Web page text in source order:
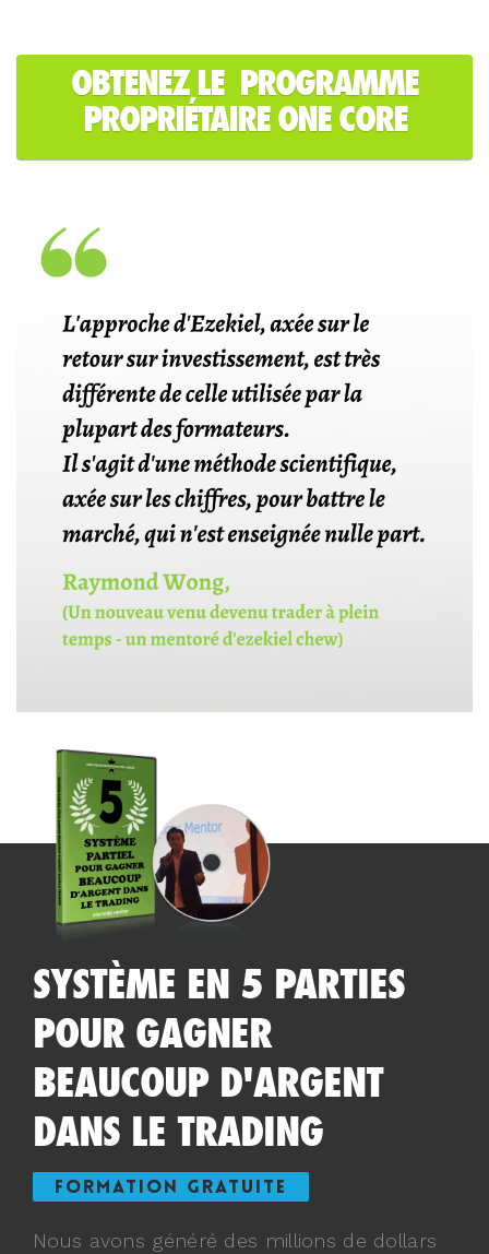
OBTENEZ LE PROGRAMME
PROPRIÉTAIRE ONE CORE
SYSTÈME EN 5 PARTIES
POUR GAGNER
BEAUCOUP D'ARGENT
DANS LE TRADING
FORMATION GRATUITE
Nous avons généré des millions de dollars